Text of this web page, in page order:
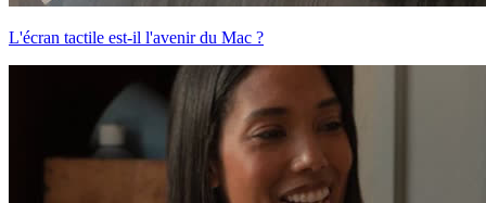
L'écran tactile est-il l'avenir du Mac ?